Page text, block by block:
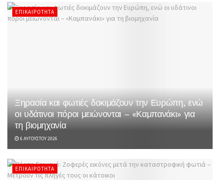
ΕΠΙΚΑΙΡΌΤΗΤΑ
Ξηρασία και φωτιές δοκιμάζουν την Ευρώπη, ενώ
οι υδάτινοι πόροι μειώνονται – «Καμπανάκι» για
τη βιομηχανία
6 ΑΥΓΟΎΣΤΟΥ 2026
ΕΠΙΚΑΙΡΌΤΗΤΑ